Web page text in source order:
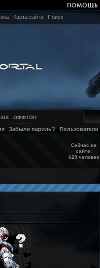
Карта сайта Поиск
ОФФТОП
Забыли пароль? Пользователи
Сейчас на
сайте:
629 человек